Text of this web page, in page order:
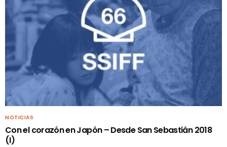
NOTICIAS
Con el corazón en Japón – Desde San Sebastián 2018
(I)